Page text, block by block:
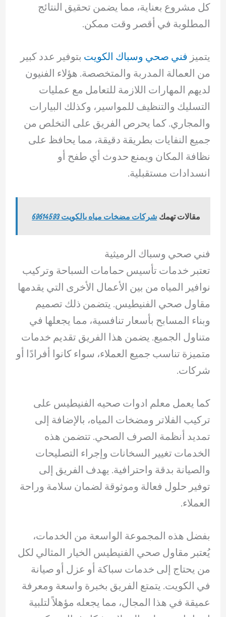
كل مشروع بعناية، مما يضمن تحقيق النتائج
المطلوبة في أقصر وقت ممكن.
يتميز فني صحي وسباك الكويت بتوفير عدد كبير
من العمالة المدربة والمتخصصة. هؤلاء الفنيون
لديهم المهارات اللازمة للتعامل مع عمليات
التسليك والتنظيف للمواسير، وكذلك البيارات
والمجاري. كما يحرص الفريق على التخلص من
جميع النفايات بطريقة دقيقة، مما يحافظ على
نظافة المكان ويمنع حدوث أي طفح أو
انسدادات مستقبلية.
مقالات تهمك شركات مضخات مياه بالكويت 69614593
فني صحي وسباك الرميثية
تعتبر خدمات تأسيس حمامات السباحة وتركيب
نوافير المياه من بين الأعمال الأخرى التي يقدمها
مقاول صحي الفنيطيس. يتضمن ذلك تصميم
وبناء المسابح بأسعار تنافسية، مما يجعلها في
متناول الجميع. يضمن هذا الفريق تقديم خدمات
متميزة تناسب جميع العملاء، سواء كانوا أفرادًا أو
شركات.
كما يعمل معلم ادوات صحيه الفنيطيس على
تركيب الفلاتر ومضخات المياه، بالإضافة إلى
تمديد أنظمة الصرف الصحي. تتضمن هذه
الخدمات تغيير السخانات وإجراء التصليحات
والصيانة بدقة واحترافية. يهدف الفريق إلى
توفير حلول فعالة وموثوقة لضمان سلامة وراحة
العملاء.
بفضل هذه المجموعة الواسعة من الخدمات،
يُعتبر مقاول صحي الفنيطيس الخيار المثالي لكل
من يحتاج إلى خدمات سباكة أو عزل أو صيانة
في الكويت. يتمتع الفريق بخبرة واسعة ومعرفة
عميقة في هذا المجال، مما يجعله مؤهلاً لتلبية